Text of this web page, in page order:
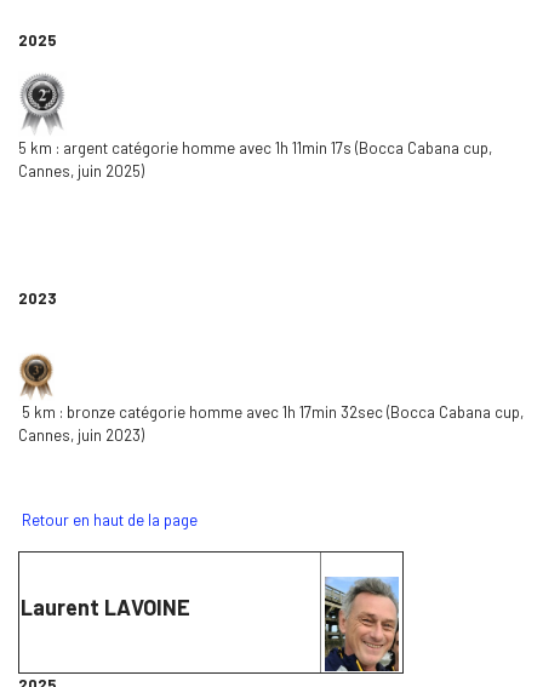
2025
5 km : argent catégorie homme avec 1h 11min 17s (Bocca Cabana cup,
Cannes, juin 2025)
2023
5 km : bronze catégorie homme avec 1h 17min 32sec (Bocca Cabana cup,
Cannes, juin 2023)
Retour en haut de la page
Laurent LAVOINE